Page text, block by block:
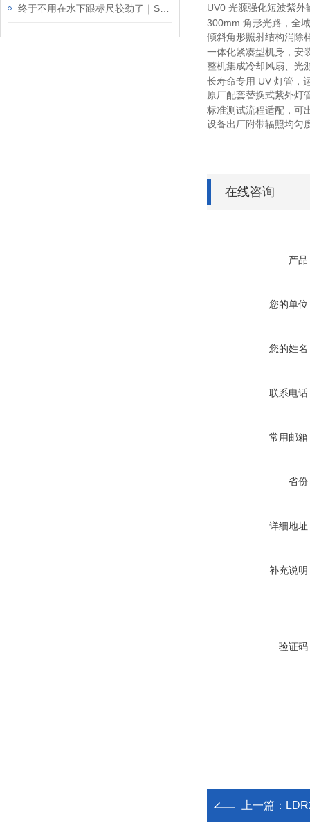
UV0 光源强化短波紫
300mm 角形光路，全
倾斜角形照射结构消除
一体化紧凑型机身，安
整机集成冷却风扇、光
长寿命专用 UV 灯管，
原厂配套替换式紫外灯
标准测试流程适配，可
设备出厂附带辐照均匀
在线咨询
产品
您的单位
您的姓名
联系电话
常用邮箱
省份
详细地址
补充说明
验证码
上一篇：